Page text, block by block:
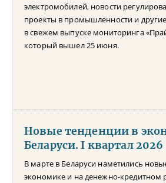
электромобилей, новости
проекты в промышленности и
в свежем выпуске мониторинга
который вышел 25 июня.
Новые тенденции в
Беларуси. I квартал 2026
В марте в Беларуси наметились
экономике и на денежно-кредитном